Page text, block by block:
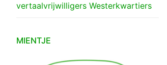
vertaalvrijwilligers Westerkwartiers
MIENTJE